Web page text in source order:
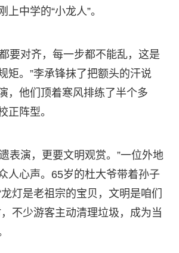
中学的“小龙人”。
要对齐，每一步都不能乱，这是
矩。”李承锋抹了把额头的汗说
，他们顶着寒风排练了半个多
正阵型。
表演，更要文明观赏。”一位外地
人心声。65岁的杜大爷带着孙子
灯是老祖宗的宝贝，文明是咱们
不少游客主动清理垃圾，成为当